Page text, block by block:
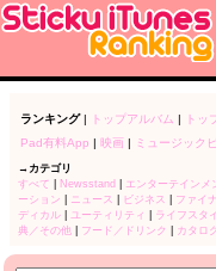
ランキング| トップアルバム | トッ
Pad有料App | 映画| ミュージック
→カテゴリ
すべて
Newsstand エンターテインメ
ーション
ニュース ビジネス ファイ
ディカル| ユーティリティ ライフスタ
典／その他
フード／ドリンク カタロ